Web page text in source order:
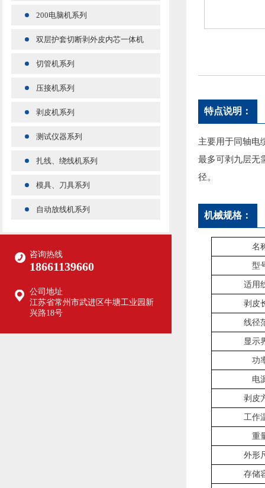
200电脑机系列
双层护套切断剥外皮内芯一体机
切管机系列
压接机系列
剥皮机系列
测试仪器系列
扎线、绕线机系列
模具、刀具系列
自动放线机系列
咨询热线
18661139660
公司地址
江苏省常州市武进区牛塘工业园新
兴路18号
特点说明：
主要用于同轴电
最多可剥九层无
径。
机械规格：
名
型
适用
剥皮
线径
显示
功
电
剥皮
工作
重
外形
存储